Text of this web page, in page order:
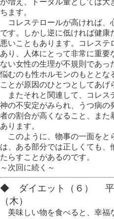
が増え、トータル量としては大
ちます。
コレステロールが高ければ、
です。しかし逆に低ければ健康
悪いこともあります。コレス
あり、人体にとって非常に重
ない女性の生理が不規則であ
悩むのも性ホルモンのもととな
ことが原因のひとつとしてあげ
またそれと関連して、コレス
神の不安定がみられ、うつ病の
者の割合が高くなること、また
あります。
このように、物事の一面をと
は、ある部分では正しくても、
たらすことがあるのです。
～次回に続く～
◆ ダイエット（６） 平
（木）
美味しい物を食べると、幸福